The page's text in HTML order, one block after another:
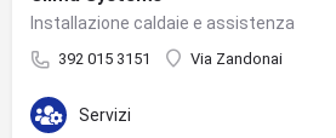
Installazione caldaie e assistenza
392 015 3151 Via Zandonai
Servizi